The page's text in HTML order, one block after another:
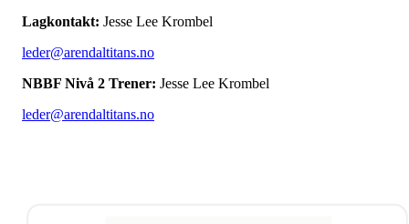
Lagkontakt: Jesse Lee Krombel
leder@arendaltitans.no
NBBF Nivå 2 Trener: Jesse Lee Krombel
leder@arendaltitans.no